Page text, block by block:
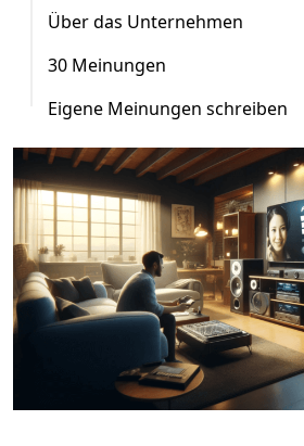
Über das Unternehmen
30 Meinungen
Eigene Meinungen schreiben